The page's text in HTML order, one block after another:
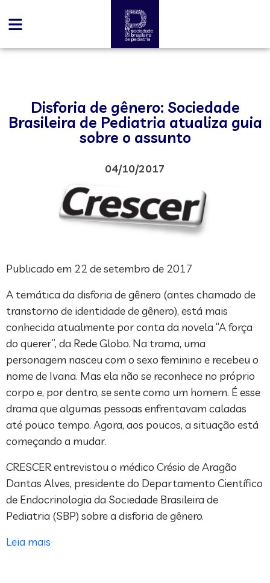
Disforia de gênero: Sociedade
Brasileira de Pediatria atualiza guia
sobre o assunto
04/10/2017
Publicado em 22 de setembro de 2017
A temática da disforia de gênero (antes chamado de
transtorno de identidade de gênero), está mais
conhecida atualmente por conta da novela “A força
do querer”, da Rede Globo. Na trama, uma
personagem nasceu com o sexo feminino e recebeu o
nome de Ivana. Mas ela não se reconhece no próprio
corpo e, por dentro, se sente como um homem. É esse
drama que algumas pessoas enfrentavam caladas
até pouco tempo. Agora, aos poucos, a situação está
começando a mudar.
CRESCER entrevistou o médico Crésio de Aragão
Dantas Alves, presidente do Departamento Científico
de Endocrinologia da Sociedade Brasileira de
Pediatria (SBP) sobre a disforia de gênero.
Leia mais